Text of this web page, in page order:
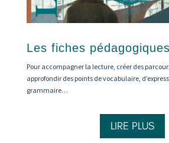
Les fiches pédagogiques
Pour accompagner la lecture, créer des
approfondir des points de vocabulaire,
grammaire…
LIRE PLUS